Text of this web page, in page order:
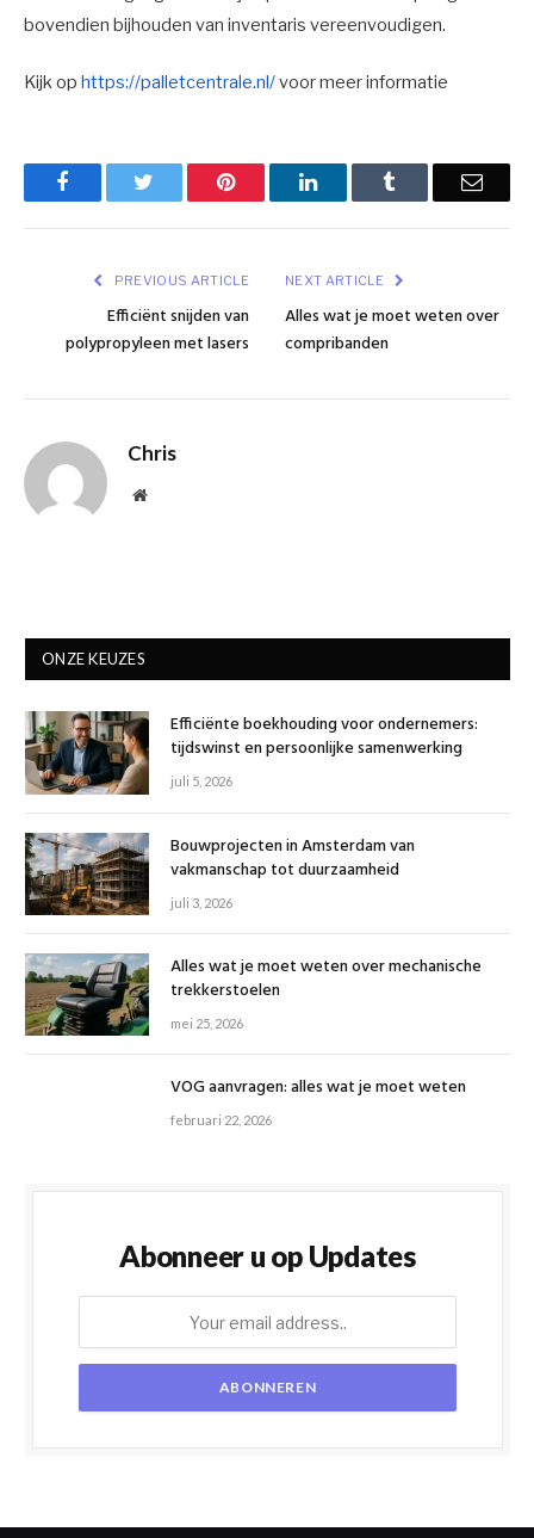
bovendien bijhouden van inventaris vereenvoudigen.
Kijk op https://palletcentrale.nl/voor meer informatie
Facebook Pinterest LinkedIn Email
PREVIOUS ARTICLE
Efficiënt snijden van
polypropyleen met lasers
NEXT ARTICLE
Alles wat je moet weten over
compribanden
Chris
Website
ONZE KEUZES
Efficiënte boekhouding voor ondernemers:
tijdswinst en persoonlijke samenwerking
juli 5, 2026
Bouwprojecten in Amsterdam van
vakmanschap tot duurzaamheid
juli 3, 2026
Alles wat je moet weten over mechanische
trekkerstoelen
mei 25, 2026
VOG aanvragen: alles wat je moet weten
februari 22, 2026
Abonneer u op Updates